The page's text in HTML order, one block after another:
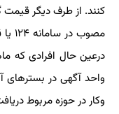
کنند. از طرف دیگر قیمت
درعین حال افرادی که
واحد آگهی در بسترهای
وکار در حوزه مربوط